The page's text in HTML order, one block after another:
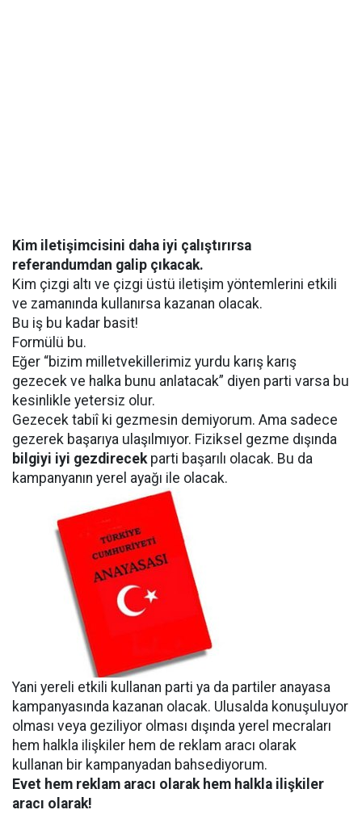
Kim iletişimcisini daha iyi çalıştırırsa
referandumdan galip çıkacak.
Kim çizgi altı ve çizgi üstü iletişim yöntemlerini etkili
ve zamanında kullanırsa kazanan olacak.
Bu iş bu kadar basit!
Formülü bu.
Eğer “bizim milletvekillerimiz yurdu karış karış
gezecek ve halka bunu anlatacak” diyen parti varsa bu
kesinlikle yetersiz olur.
Gezecek tabiî ki gezmesin demiyorum. Ama sadece
gezerek başarıya ulaşılmıyor. Fiziksel gezme dışında
bilgiyi iyi gezdirecekparti başarılı olacak. Bu da
kampanyanın yerel ayağı ile olacak.
Yani yereli etkili kullanan parti ya da partiler anayasa
kampanyasında kazanan olacak. Ulusalda konuşuluyor
olması veya geziliyor olması dışında yerel mecraları
hem halkla ilişkiler hem de reklam aracı olarak
kullanan bir kampanyadan bahsediyorum.
Evet hem reklam aracı olarak hem halkla ilişkiler
aracı olarak!